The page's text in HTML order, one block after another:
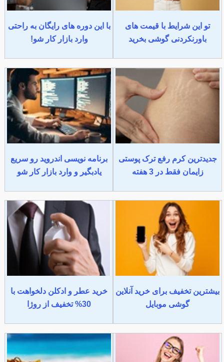
تو این شرایط با قیمت های
باورنکردنی گوشی بخرید
با این دوره های رایگان به راحتی
وارد بازار کار شو!
جدیدترین کرم رفع ترک پوستی
زایمان فقط در 3 هفته
برنامه نویسی اندروید رو سریع
یادبگیر و وارد بازار کار شو
بیشترین تخفیف برای خرید آنلاین
گوشی موبایل
خرید عطر و ادکلن دلخواهت با
30% تخفیف از روژا